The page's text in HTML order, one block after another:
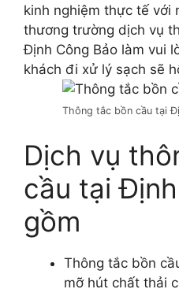
kinh nghiệm thực tế với
thương trường dịch vụ
Định Công Bảo làm vui
khách đi xử lý sạch sẽ
Thông tắc bồn cầu tại
Dịch vụ
cầu tại
gồm
Thông tắc bồn
mỡ hút chất thải